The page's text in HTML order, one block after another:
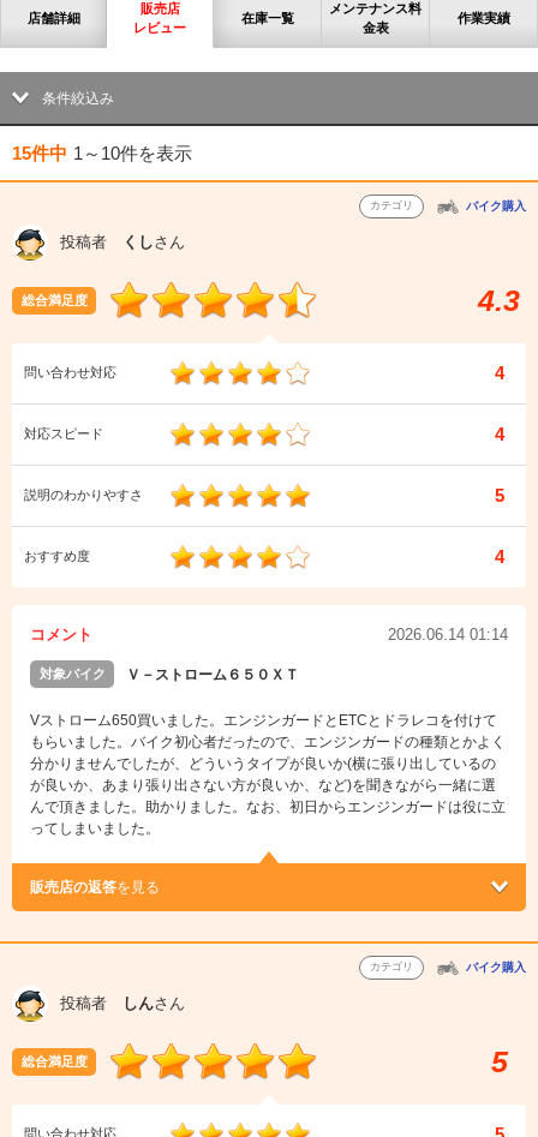
店舗詳細
販売店
レビュー
在庫一覧
メンテナンス料
金表
作業実績
条件絞込み
15件中 1～10件を表示
カテゴリ バイク購入
投稿者 くしさん
総合満足度 4.3
問い合わせ対応 4
対応スピード 4
説明のわかりやすさ 5
おすすめ度 4
コメント 2026.06.14 01:14
対象バイク Ｖ－ストローム６５０ＸＴ
Vストローム650買いました。エンジンガードとETCとドラレコを付けて
もらいました。バイク初心者だったので、エンジンガードの種類とかよく
分かりませんでしたが、どういうタイプが良いか(横に張り出しているの
が良いか、あまり張り出さない方が良いか、など)を聞きながら一緒に選
んで頂きました。助かりました。なお、初日からエンジンガードは役に立
ってしまいました。
販売店の返答を見る
カテゴリ バイク購入
投稿者 しんさん
総合満足度 5
問い合わせ対応